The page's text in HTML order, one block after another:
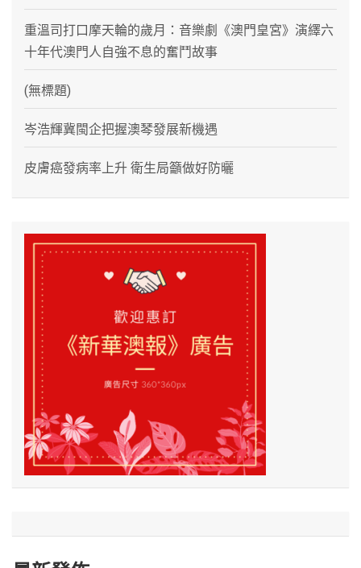
重溫司打口摩天輪的歲月：音樂劇《澳門皇宮》演繹六
十年代澳門人自強不息的奮鬥故事
(無標題)
岑浩輝冀閩企把握澳琴發展新機遇
皮膚癌發病率上升 衛生局籲做好防曬